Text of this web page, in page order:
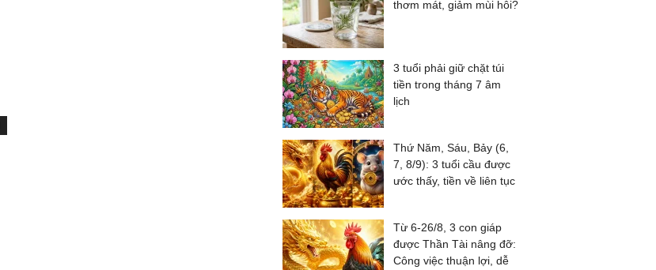
thơm mát, giảm mùi hôi?
3 tuổi phải giữ chặt túi
tiền trong tháng 7 âm
lịch
Thứ Năm, Sáu, Bảy (6,
7, 8/9): 3 tuổi cầu được
ước thấy, tiền về liên tục
Từ 6-26/8, 3 con giáp
được Thần Tài nâng đỡ:
Công việc thuận lợi, dễ